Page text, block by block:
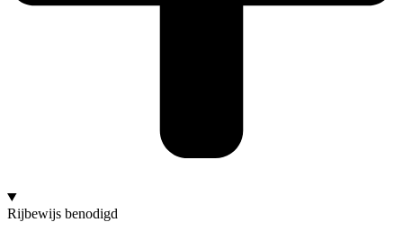
Rijbewijs benodigd